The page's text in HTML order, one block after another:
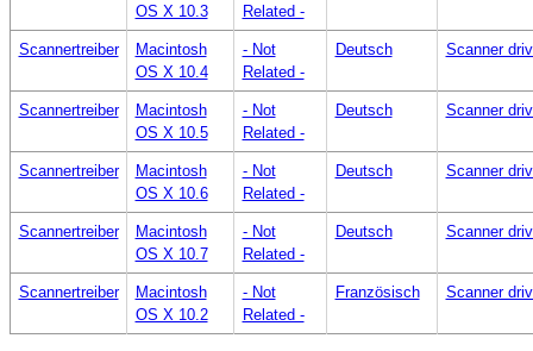
OS X 10.3
Related -
Scannertreiber
Macintosh
OS X 10.4
- Not
Related -
Deutsch Scanner
Scannertreiber
Macintosh
OS X 10.5
- Not
Related -
Deutsch Scanner
Scannertreiber
Macintosh
OS X 10.6
- Not
Related -
Deutsch Scanner
Scannertreiber
Macintosh
OS X 10.7
- Not
Related -
Deutsch Scanner
Scannertreiber
Macintosh
OS X 10.2
- Not
Related -
Französisch Scanner